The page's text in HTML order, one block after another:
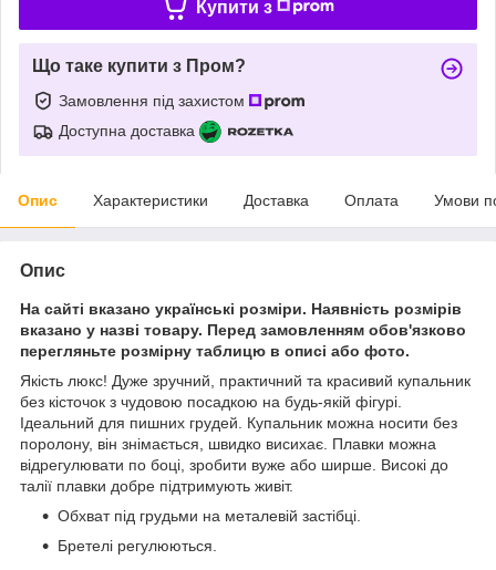
Купити з
Що таке купити з Пром?
Замовлення під захистом
Доступна доставка
Опис Характеристики Доставка Оплата Умови
Опис
На сайті вказано українські розміри. Наявність розмірів
вказано у назві товару. Перед замовленням обов'язково
перегляньте розмірну таблицю в описі або фото.
Якість люкс! Дуже зручний, практичний та красивий купальник
без кісточок з чудовою посадкою на будь-якій фігурі.
Ідеальний для пишних грудей. Купальник можна носити без
поролону, він знімається, швидко висихає. Плавки можна
відрегулювати по боці, зробити вуже або ширше. Високі до
талії плавки добре підтримують живіт.
Обхват під грудьми на металевій застібці.
Бретелі регулюються.